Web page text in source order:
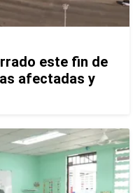
este fin de
afectadas y